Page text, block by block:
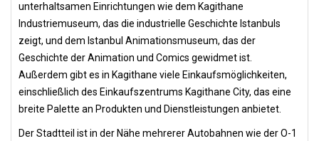
unterhaltsamen Einrichtungen wie dem Kagithane
Industriemuseum, das die industrielle Geschichte Istanbuls
zeigt, und dem Istanbul Animationsmuseum, das der
Geschichte der Animation und Comics gewidmet ist.
Außerdem gibt es in Kagithane viele Einkaufsmöglichkeiten,
einschließlich des Einkaufszentrums Kagithane City, das eine
breite Palette an Produkten und Dienstleistungen anbietet.
Der Stadtteil ist in der Nähe mehrerer Autobahnen wie der O-1